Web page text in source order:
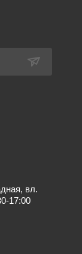
вл.
17:00